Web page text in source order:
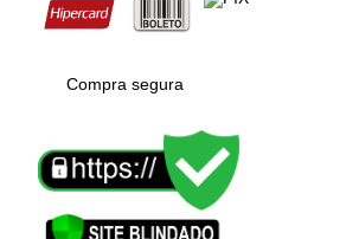
Compra segura